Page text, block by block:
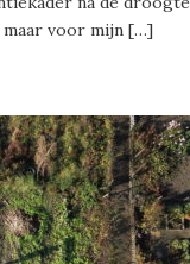
maar voor mijn […]